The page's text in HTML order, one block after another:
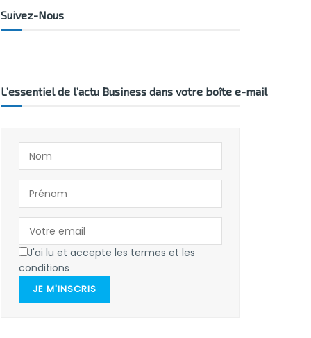
Suivez-Nous
L’essentiel de l’actu Business dans votre boîte e-mail
J'ai lu et accepte les termes et les
conditions
JE M'INSCRIS